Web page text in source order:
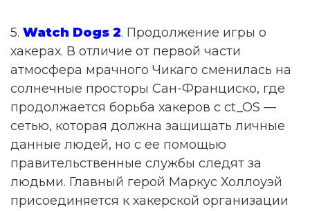
5. Watch Dogs 2. Продолжение игры о
хакерах. В отличие от первой части
атмосфера мрачного Чикаго сменилась на
солнечные просторы Сан-Франциско, где
продолжается борьба хакеров с ct_OS —
сетью, которая должна защищать личные
данные людей, но с ее помощью
правительственные службы следят за
людьми. Главный герой Маркус Холлоуэй
присоединяется к хакерской организации